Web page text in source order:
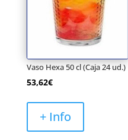
Vaso Hexa 50 cl (Caja 24 ud.)
53,62€
+ Info